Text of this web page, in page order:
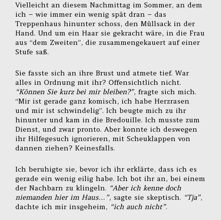
Vielleicht an diesem Nachmittag im Sommer, an dem
ich – wie immer ein wenig spät dran – das
Treppenhaus hinunter schoss, den Müllsack in der
Hand. Und um ein Haar sie gekracht wäre, in die Frau
aus “dem Zweiten”, die zusammengekauert auf einer
Stufe saß.
Sie fasste sich an ihre Brust und atmete tief. War
alles in Ordnung mit ihr? Offensichtlich nicht.
“Können Sie kurz bei mir bleiben?”, fragte sich mich.
“Mir ist gerade ganz komisch, ich habe Herzrasen
und mir ist schwindelig”. Ich beugte mich zu ihr
hinunter und kam in die Bredouille. Ich musste zum
Dienst, und zwar pronto. Aber konnte ich deswegen
ihr Hilfegesuch ignorieren, mit Scheuklappen von
dannen ziehen? Keinesfalls.
Ich beruhigte sie, bevor ich ihr erklärte, dass ich es
gerade ein wenig eilig habe. Ich bot ihr an, bei einem
der Nachbarn zu klingeln. “Aber ich kenne doch
niemanden hier im Haus…”, sagte sie skeptisch. “Tja”,
dachte ich mir insgeheim, “ich auch nicht”.